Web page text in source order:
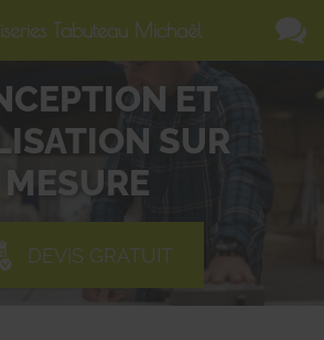
ET
SUR
MESURE
DEVIS GRATUIT
Tabuteau Michaël